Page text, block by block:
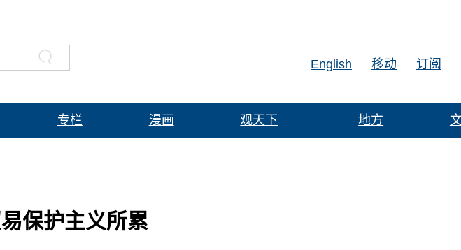
订阅
移动
English
专栏 漫画 观天下 地方
保护主义所累